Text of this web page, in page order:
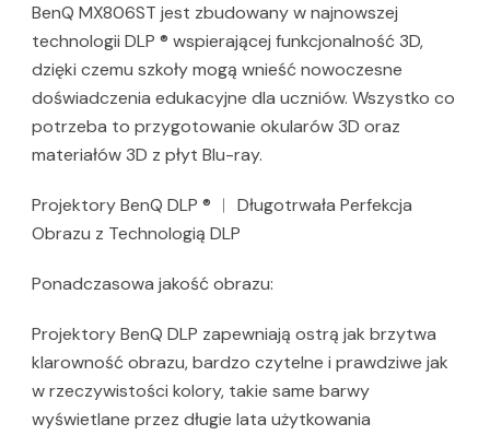
BenQ MX806ST jest zbudowany w najnowszej
technologii DLP ® wspierającej funkcjonalność 3D,
dzięki czemu szkoły mogą wnieść nowoczesne
doświadczenia edukacyjne dla uczniów. Wszystko co
potrzeba to przygotowanie okularów 3D oraz
materiałów 3D z płyt Blu-ray.
Projektory BenQ DLP ® ︱ Długotrwała Perfekcja
Obrazu z Technologią DLP
Ponadczasowa jakość obrazu:
Projektory BenQ DLP zapewniają ostrą jak brzytwa
klarowność obrazu, bardzo czytelne i prawdziwe jak
w rzeczywistości kolory, takie same barwy
wyświetlane przez długie lata użytkowania